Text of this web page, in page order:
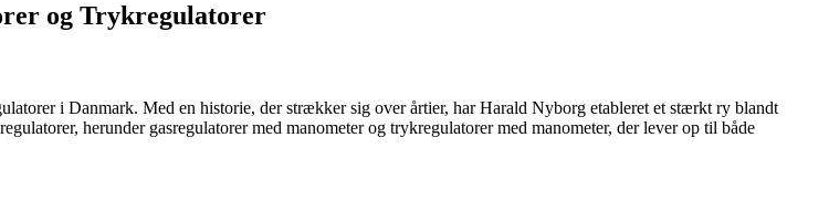
og Trykregulatorer
i Danmark. Med en historie, der strækker sig over årtier, har Harald Nyborg etableret et stærkt ry blandt
herunder gasregulatorer med manometer og trykregulatorer med manometer, der lever op til både